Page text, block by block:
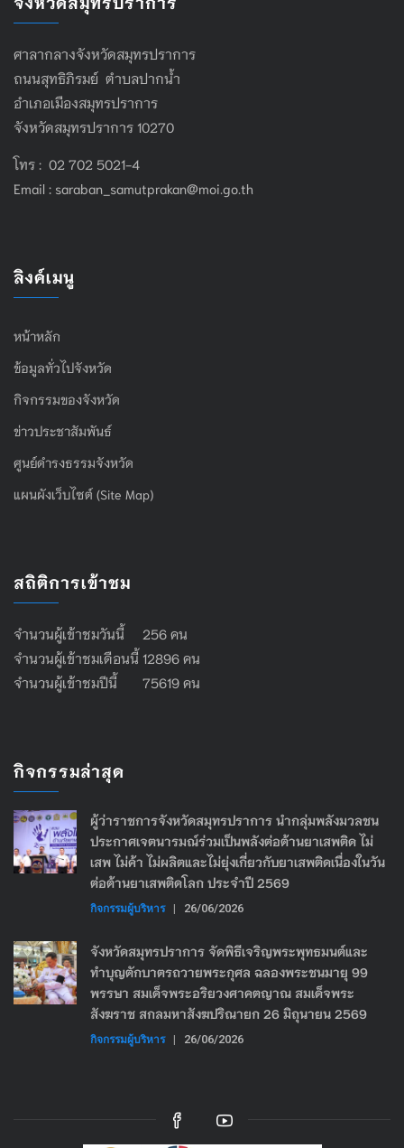
ศาลากลางจังหวัดสมุทรปราการ
ถนนสุทธิภิรมย์ ตำบลปากน้ำ
อำเภอเมืองสมุทรปราการ
จังหวัดสมุทรปราการ 10270
โทร : 02 702 5021-4
Email : saraban_samutprakan@moi.go.th
ลิงค์เมนู
หน้าหลัก
ข้อมูลทั่วไปจังหวัด
กิจกรรมของจังหวัด
ข่าวประชาสัมพันธ์
ศูนย์ดำรงธรรมจังหวัด
แผนผังเว็บไซต์ (Site Map)
สถิติการเข้าชม
จำนวนผู้เข้าชมวันนี้ 256 คน
จำนวนผู้เข้าชมเดือนนี้ 12896 คน
จำนวนผู้เข้าชมปีนี้ 75619 คน
กิจกรรมล่าสุด
ผู้ว่าราชการจังหวัดสมุทรปราการ นำกลุ่มพลังมวลชน
ประกาศเจตนารมณ์ร่วมเป็นพลังต่อต้านยาเสพติด ไม่
เสพ ไม่ค้า ไม่ผลิตและไม่ยุ่งเกี่ยวกับยาเสพติดเนื่องในวัน
ต่อต้านยาเสพติดโลก ประจำปี 2569
กิจกรรมผู้บริหาร | 26/06/2026
จังหวัดสมุทรปราการ จัดพิธีเจริญพระพุทธมนต์และ
ทำบุญตักบาตรถวายพระกุศล ฉลองพระชนมายุ 99
พรรษา สมเด็จพระอริยวงศาคตญาณ สมเด็จพระ
สังฆราช สกลมหาสังฆปริณายก 26 มิถุนายน 2569
กิจกรรมผู้บริหาร | 26/06/2026